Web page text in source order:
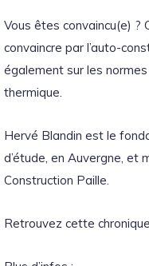
Vous êtes convaincu(e) ?
convaincre par l’auto-
également sur les
thermique.
Hervé Blandin est le
d’étude, en Auvergne, et
Construction Paille.
Retrouvez cette